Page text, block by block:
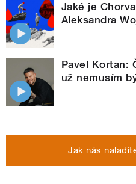
Jaké je
Aleksandra
Pavel Kortan:
už nemusím
Jak nás